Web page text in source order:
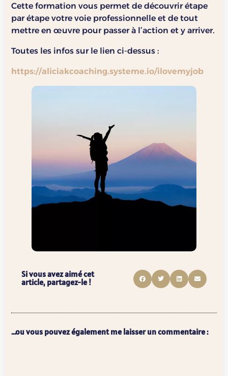
Cette formation vous permet de découvrir étape
par étape votre voie professionnelle et de tout
mettre en œuvre pour passer à l’action et y arriver.
Toutes les infos sur le lien ci-dessus :
https://aliciakcoaching.systeme.io/ilovemyjob
Si vous avez aimé cet
article, partagez-le !
...ou vous pouvez également me laisser un commentaire :